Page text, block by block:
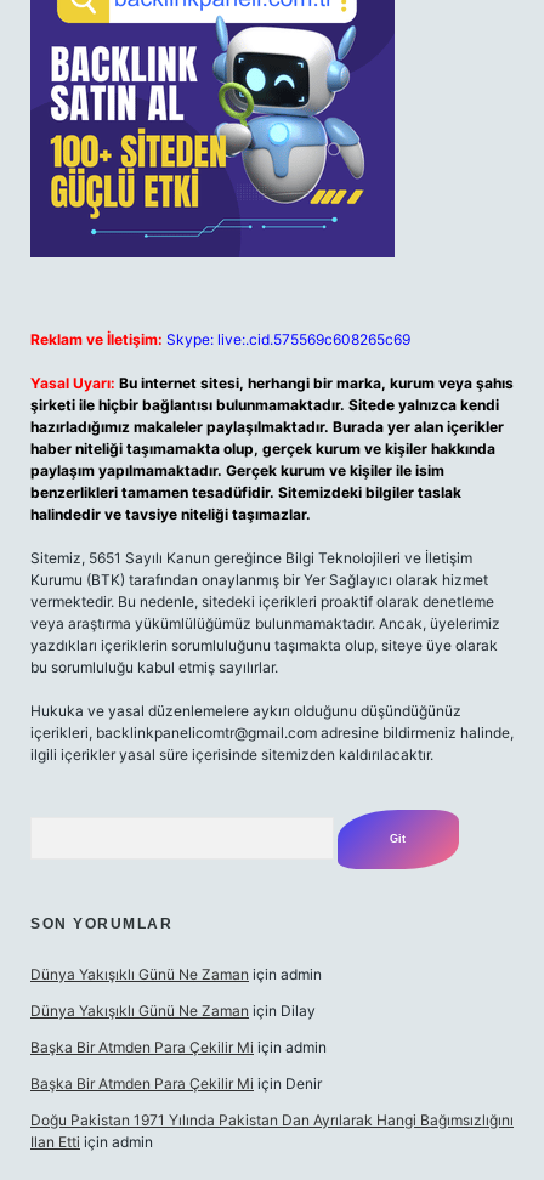
Reklam ve İletişim: Skype: live:.cid.575569c608265c69
Yasal Uyarı: Bu internet sitesi, herhangi bir marka, kurum veya şahıs
şirketi ile hiçbir bağlantısı bulunmamaktadır. Sitede yalnızca kendi
hazırladığımız makaleler paylaşılmaktadır. Burada yer alan içerikler
haber niteliği taşımamakta olup, gerçek kurum ve kişiler hakkında
paylaşım yapılmamaktadır. Gerçek kurum ve kişiler ile isim
benzerlikleri tamamen tesadüfidir. Sitemizdeki bilgiler taslak
halindedir ve tavsiye niteliği taşımazlar.
Sitemiz, 5651 Sayılı Kanun gereğince Bilgi Teknolojileri ve İletişim
Kurumu (BTK) tarafından onaylanmış bir Yer Sağlayıcı olarak hizmet
vermektedir. Bu nedenle, sitedeki içerikleri proaktif olarak denetleme
veya araştırma yükümlülüğümüz bulunmamaktadır. Ancak, üyelerimiz
yazdıkları içeriklerin sorumluluğunu taşımakta olup, siteye üye olarak
bu sorumluluğu kabul etmiş sayılırlar.
Hukuka ve yasal düzenlemelere aykırı olduğunu düşündüğünüz
içerikleri, backlinkpanelicomtr@gmail.com adresine bildirmeniz halinde,
ilgili içerikler yasal süre içerisinde sitemizden kaldırılacaktır.
SON YORUMLAR
Dünya Yakışıklı Günü Ne Zaman için admin
Dünya Yakışıklı Günü Ne Zaman için Dilay
Başka Bir Atmden Para Çekilir Mi için admin
Başka Bir Atmden Para Çekilir Mi için Denir
Doğu Pakistan 1971 Yılında Pakistan Dan Ayrılarak Hangi Bağımsızlığını
Ilan Etti için admin